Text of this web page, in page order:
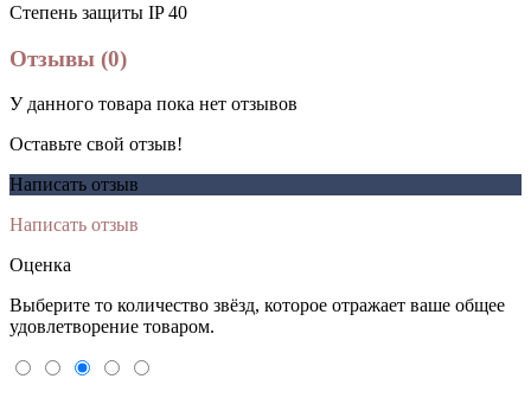
Степень защиты IP 40
Отзывы (0)
У данного товара пока нет отзывов
Оставьте свой отзыв!
Написать отзыв
Написать отзыв
Оценка
Выберите то количество звёзд, которое отражает ваше общее
удовлетворение товаром.